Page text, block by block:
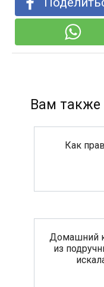
Вам
Как
Домашний
из